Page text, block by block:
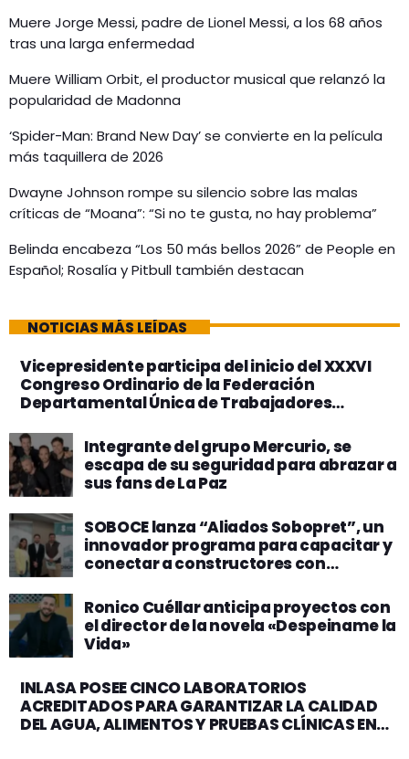
Muere Jorge Messi, padre de Lionel Messi, a los 68 años
tras una larga enfermedad
Muere William Orbit, el productor musical que relanzó la
popularidad de Madonna
‘Spider-Man: Brand New Day’ se convierte en la película
más taquillera de 2026
Dwayne Johnson rompe su silencio sobre las malas
críticas de “Moana”: “Si no te gusta, no hay problema”
Belinda encabeza “Los 50 más bellos 2026” de People en
Español; Rosalía y Pitbull también destacan
NOTICIAS MÁS LEÍDAS
Vicepresidente participa del inicio del XXXVI
Congreso Ordinario de la Federación
Departamental Única de Trabajadores
Integrante del grupo Mercurio, se
escapa de su seguridad para abrazar a
sus fans de La Paz
SOBOCE lanza “Aliados Sobopret”, un
innovador programa para capacitar y
conectar a constructores con
Ronico Cuéllar anticipa proyectos con
el director de la novela «Despeiname la
Vida»
INLASA POSEE CINCO LABORATORIOS
ACREDITADOS PARA GARANTIZAR LA CALIDAD
DEL AGUA, ALIMENTOS Y PRUEBAS CLÍNICAS EN